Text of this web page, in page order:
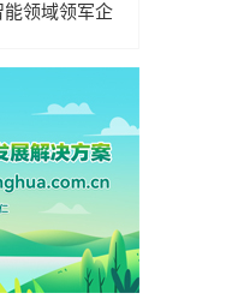
领域领军企